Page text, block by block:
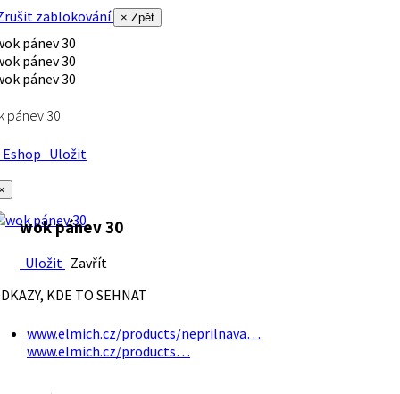
zablokování
× Zpět
pánev 30
Uložit
wok pánev 30
Uložit Zavřít
KDE TO SEHNAT
www.elmich.cz/products/neprilnava…
www.elmich.cz/products…